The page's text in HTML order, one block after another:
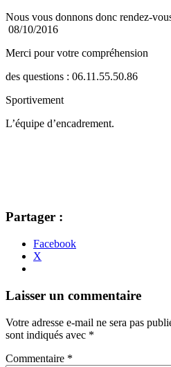
Nous vous donnons donc rendez-
08/10/2016
Merci pour votre compréhension
des questions : 06.11.55.50.86
Sportivement
L’équipe d’encadrement.
Partager :
Facebook
X
Navigation
articles
←
→
Laisser un commentaire
Votre adresse e-mail ne sera pas
sont indiqués avec *
Commentaire *